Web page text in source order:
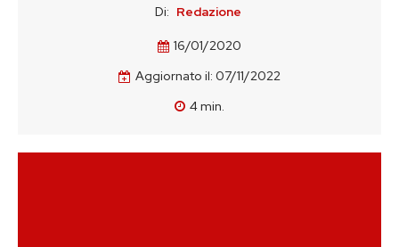
Di: Redazione
16/01/2020
Aggiornato il: 07/11/2022
4min.